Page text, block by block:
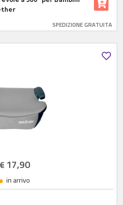
SPEDIZIONE GRATUITA
€17,90
in arrivo